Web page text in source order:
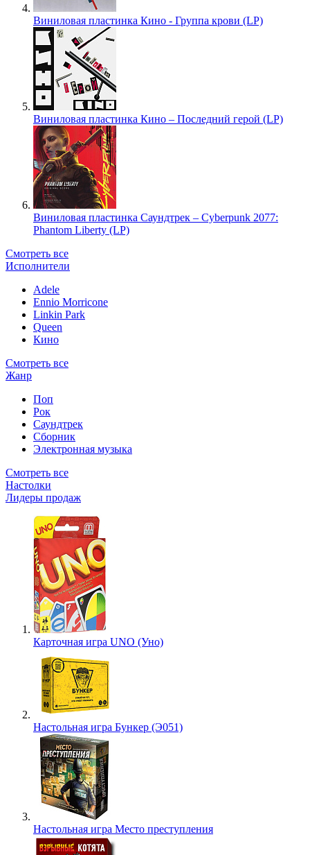
Виниловая пластинка Кино - Группа крови (LP)
Виниловая пластинка Кино – Последний герой (LP)
Виниловая пластинка Саундтрек – Cyberpunk 2077:
Phantom Liberty (LP)
Смотреть все
Исполнители
Adele
Ennio Morricone
Linkin Park
Queen
Кино
Смотреть все
Жанр
Поп
Рок
Саундтрек
Сборник
Электронная музыка
Смотреть все
Настолки
Лидеры продаж
Карточная игра UNO (Уно)
Настольная игра Бункер (Э051)
Настольная игра Место преступления